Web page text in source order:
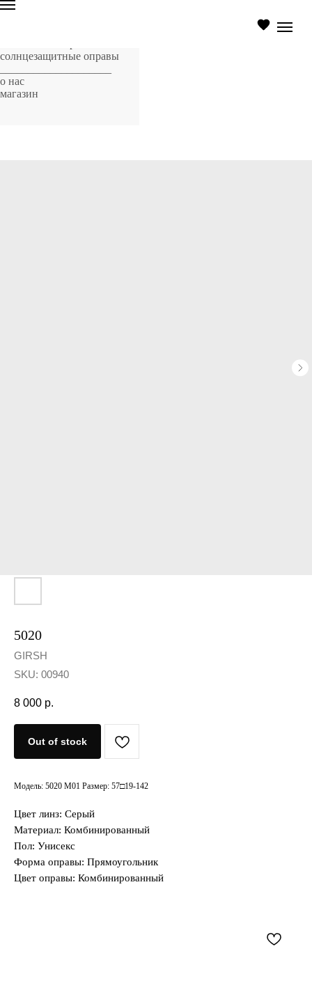
солнцезащитные оправы
о нас
магазин
5020
GIRSH
SKU: 00940
8 000 р.
Out of stock
Модель: 5020 M01 Размер: 57□19-142
Цвет линз: Серый
Материал: Комбинированный
Пол: Унисекс
Форма оправы: Прямоугольник
Цвет оправы: Комбинированный